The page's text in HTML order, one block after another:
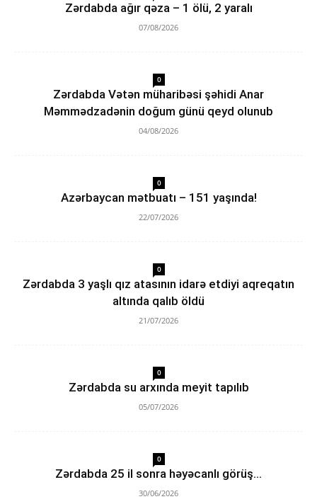
Zərdabda ağır qəza – 1 ölü, 2 yaralı
07/08/2026
0
Zərdabda Vətən müharibəsi şəhidi Anar
Məmmədzadənin doğum günü qeyd olunub
04/08/2026
0
Azərbaycan mətbuatı – 151 yaşında!
22/07/2026
0
Zərdabda 3 yaşlı qız atasının idarə etdiyi aqreqatın
altında qalıb öldü
21/07/2026
0
Zərdabda su arxında meyit tapılıb
05/07/2026
0
Zərdabda 25 il sonra həyəcanlı görüş…
30/06/2026